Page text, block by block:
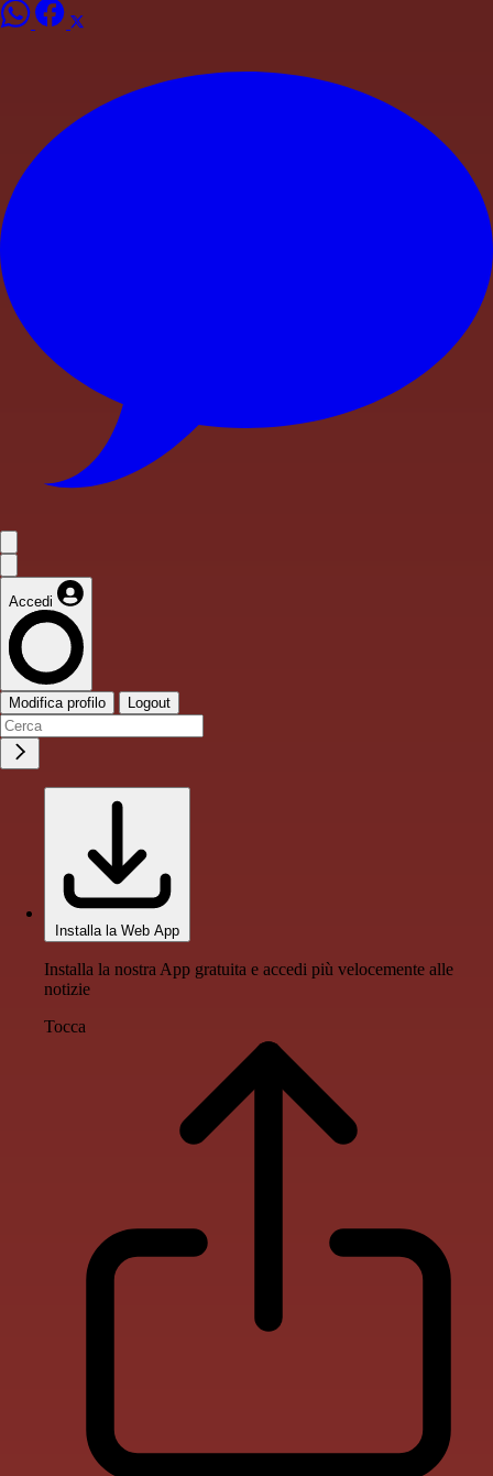
Accedi
Modifica profilo Logout
Installa la Web App
Installa la nostra App gratuita e accedi più velocemente alle
notizie
Tocca